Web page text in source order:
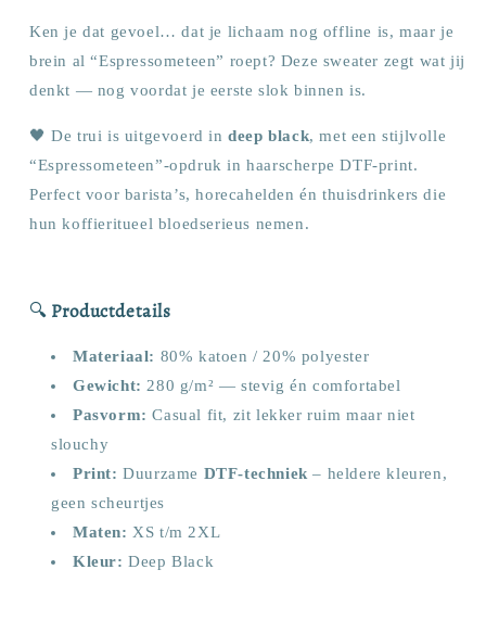
Ken je dat gevoel… dat je lichaam nog offline is, maar je
brein al “Espressometeen” roept? Deze sweater zegt wat jij
denkt — nog voordat je eerste slok binnen is.
🖤 De trui is uitgevoerd indeep black, met een stijlvolle
“Espressometeen”-opdruk in haarscherpe DTF-print.
Perfect voor barista’s, horecahelden én thuisdrinkers die
hun koffieritueel bloedserieus nemen.
🔍 Productdetails
Materiaal: 80% katoen / 20% polyester
Gewicht: 280 g/m² — stevig én comfortabel
Pasvorm: Casual fit, zit lekker ruim maar niet
slouchy
Print: Duurzame DTF-techniek – heldere kleuren,
geen scheurtjes
Maten: XS t/m 2XL
Kleur: Deep Black